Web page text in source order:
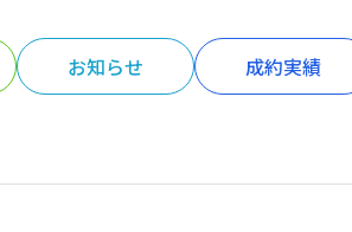
お知らせ 成約実績